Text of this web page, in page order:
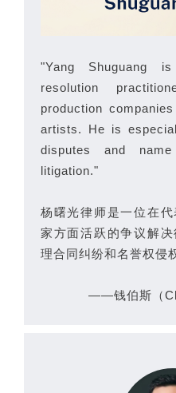
"Yang Shuguang
resolution
production
artists. He is
disputes and
litigation."
杨曙光律师是一位在
家方面活跃的争议解
理合同纠纷和名誉权侵
——钱伯斯（